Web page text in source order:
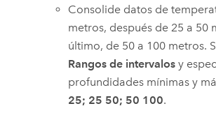
Consolide datos de
metros, después de 25 a 50
último, de 50 a 100 metros.
Rangos de intervalos y
profundidades mínimas y
25; 25 50; 50 100.